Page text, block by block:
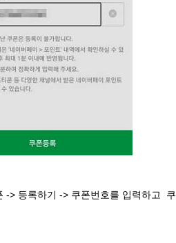
-> 등록하기 -> 쿠폰번호를 입력하고 쿠